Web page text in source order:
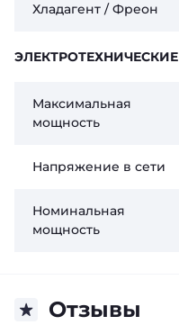
Хладагент / Фреон
ЭЛЕКТРОТЕХНИЧЕСКИЕ
Максимальная
мощность
Напряжение в сети
Номинальная
мощность
Отзывы